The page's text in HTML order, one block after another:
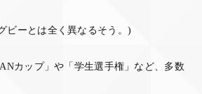
ビーとは全く異なるそう。)
カップ」や「学生選手権」など、多数